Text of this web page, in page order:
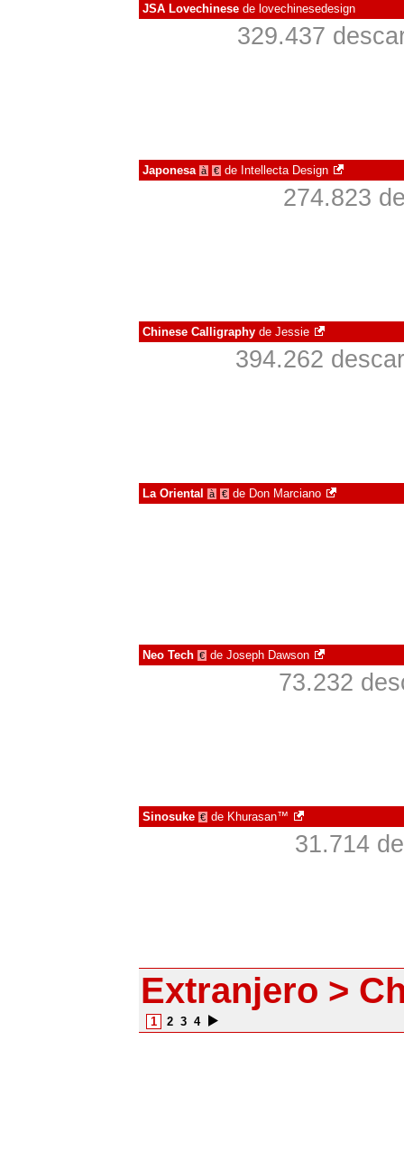
JSA Lovechinese de lovechinesedesign
329.437
Japonesa à € de Intellecta Design
274.823
Chinese Calligraphy de Jessie
394.262
La Oriental à € de Don Marciano
Neo Tech € de Joseph Dawson
73.232
Sinosuke € de Khurasan™
31.714
Extranjero >
1 2 3 4